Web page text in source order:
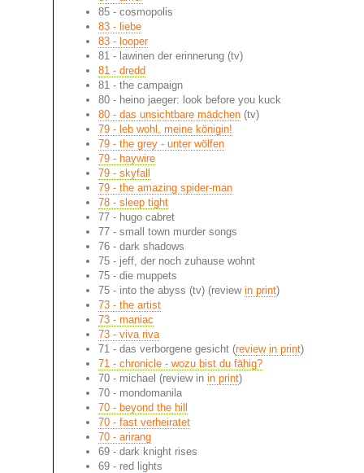
85 - cosmopolis
83 - liebe
83 - looper
81 - lawinen der erinnerung (tv)
81 - dredd
81 - the campaign
80 - heino jaeger: look before you kuck
80 - das unsichtbare mädchen (tv)
79 - leb wohl, meine königin!
79 - the grey - unter wölfen
79 - haywire
79 - skyfall
79 - the amazing spider-man
78 - sleep tight
77 - hugo cabret
77 - small town murder songs
76 - dark shadows
75 - jeff, der noch zuhause wohnt
75 - die muppets
75 - into the abyss (tv) (review in print)
73 - the artist
73 - maniac
73 - viva riva
71 - das verborgene gesicht (review in print)
71 - chronicle - wozu bist du fähig?
70 - michael (review in in print)
70 - mondomanila
70 - beyond the hill
70 - fast verheiratet
70 - arirang
69 - dark knight rises
69 - red lights